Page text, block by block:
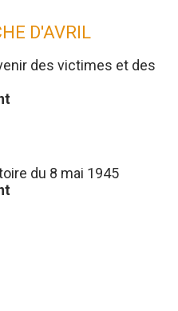
D'AVRIL
des victimes et des
du 8 mai 1945